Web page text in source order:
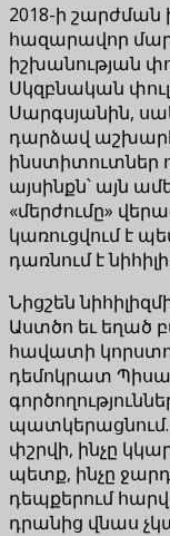
2018-ի շարժման
հազարավոր
իշխանության
Սկզբնական
Սարգսյանին,
դարձավ
ինստիտուտներ
այսինքն՝ այն
«մերժումը»
կառուցվում է
դառնում է
Նիցշեն
Աստծո եւ եղած
հավատի
դեմոկրատ
պատկերացնում.
փշրվի, ինչը
պետք, ինչը
դեպքերում
դրանից վնաս չկա